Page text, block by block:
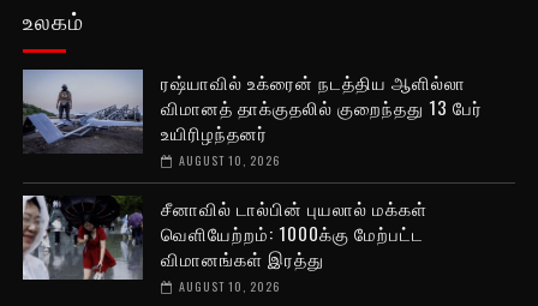
உலகம்
ரஷ்யாவில் உக்ரைன் நடத்திய ஆளில்லா
விமானத் தாக்குதலில் குறைந்தது 13 பேர்
உயிரிழந்தனர்
AUGUST 10, 2026
சீனாவில் டால்பின் புயலால் மக்கள்
வெளியேற்றம்: 1000க்கு மேற்பட்ட
விமானங்கள் இரத்து
AUGUST 10, 2026